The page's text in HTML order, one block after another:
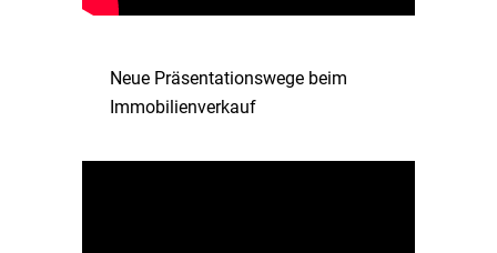
Neue Präsentationswege beim
Immobilienverkauf